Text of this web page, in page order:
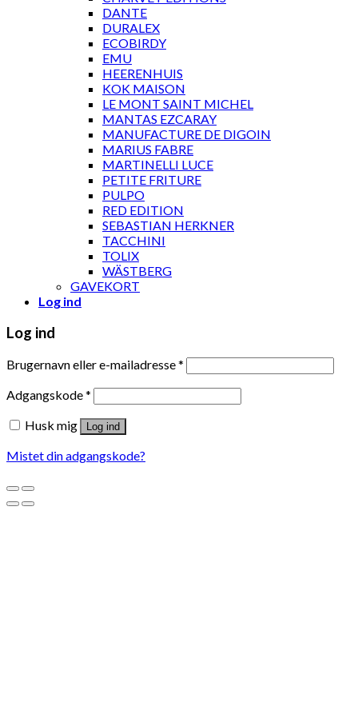
DANTE
DURALEX
ECOBIRDY
EMU
HEERENHUIS
KOK MAISON
LE MONT SAINT MICHEL
MANTAS EZCARAY
MANUFACTURE DE DIGOIN
MARIUS FABRE
MARTINELLI LUCE
PETITE FRITURE
PULPO
RED EDITION
SEBASTIAN HERKNER
TACCHINI
TOLIX
WÄSTBERG
GAVEKORT
Log ind
Log ind
Brugernavn eller e-mailadresse*
Adgangskode*
Husk mig
Log ind
Mistet din adgangskode?